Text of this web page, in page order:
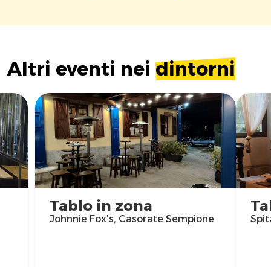
Altri eventi nei dintorni
Tablo in zona
Johnnie Fox's, Casorate Sempione